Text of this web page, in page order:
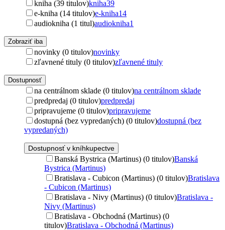
kniha (39 titulov)kniha39
e-kniha (14 titulov)e-kniha14
audiokniha (1 titul)audiokniha1
Zobraziť iba
novinky (0 titulov)novinky
zľavnené tituly (0 titulov)zľavnené tituly
Dostupnosť
na centrálnom sklade (0 titulov)na centrálnom sklade
predpredaj (0 titulov)predpredaj
pripravujeme (0 titulov)pripravujeme
dostupná (bez vypredaných) (0 titulov)dostupná (bez
vypredaných)
Dostupnosť v kníhkupectve
Banská Bystrica (Martinus) (0 titulov)Banská
Bystrica (Martinus)
Bratislava - Cubicon (Martinus) (0 titulov)Bratislava
- Cubicon (Martinus)
Bratislava - Nivy (Martinus) (0 titulov)Bratislava -
Nivy (Martinus)
Bratislava - Obchodná (Martinus) (0
titulov)Bratislava - Obchodná (Martinus)